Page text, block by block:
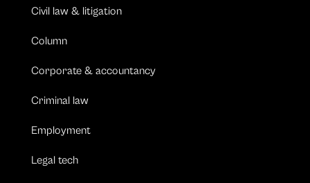
Civil law & litigation
Column
Corporate & accountancy
Criminal law
Employment
Legal tech